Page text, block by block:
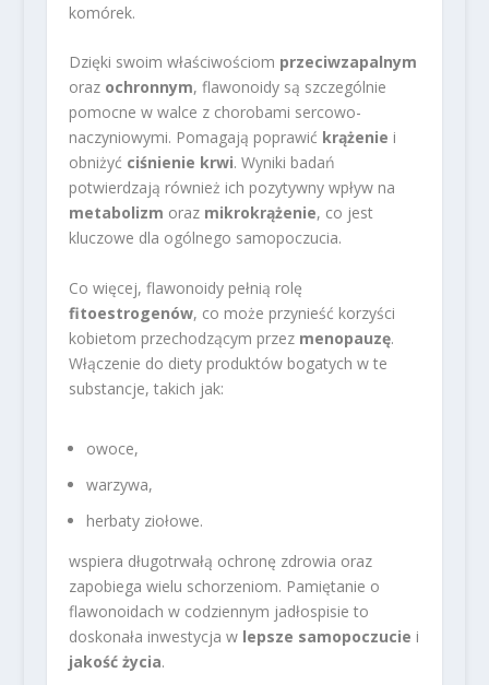
komórek.
Dzięki swoim właściwościom przeciwzapalnym
oraz ochronnym, flawonoidy są szczególnie
pomocne w walce z chorobami sercowo-
naczyniowymi. Pomagają poprawić krążenie i
obniżyć ciśnienie krwi. Wyniki badań
potwierdzają również ich pozytywny wpływ na
metabolizm oraz mikrokrążenie, co jest
kluczowe dla ogólnego samopoczucia.
Co więcej, flawonoidy pełnią rolę
fitoestrogenów, co może przynieść korzyści
kobietom przechodzącym przez menopauzę.
Włączenie do diety produktów bogatych w te
substancje, takich jak:
owoce,
warzywa,
herbaty ziołowe.
wspiera długotrwałą ochronę zdrowia oraz
zapobiega wielu schorzeniom. Pamiętanie o
flawonoidach w codziennym jadłospisie to
doskonała inwestycja w lepsze samopoczucie i
jakość życia.